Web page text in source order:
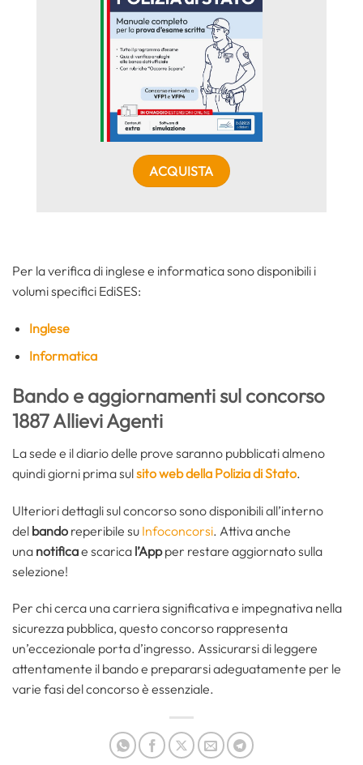
ACQUISTA
Per la verifica di inglese e informatica sono disponibili i
volumi specifici EdiSES:
Inglese
Informatica
Bando e aggiornamenti sul concorso
1887 Allievi Agenti
La sede e il diario delle prove saranno pubblicati almeno
quindi giorni prima sulsito web della Polizia di Stato.
Ulteriori dettagli sul concorso sono disponibili all’interno
del bando reperibile su Infoconcorsi. Attiva anche
una notificae scarica l’Appper restare aggiornato sulla
selezione!
Per chi cerca una carriera significativa e impegnativa nella
sicurezza pubblica, questo concorso rappresenta
un’eccezionale porta d’ingresso. Assicurarsi di leggere
attentamente il bando e prepararsi adeguatamente per le
varie fasi del concorso è essenziale.